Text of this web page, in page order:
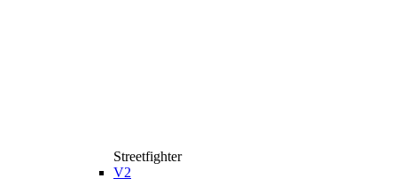
Streetfighter
V2